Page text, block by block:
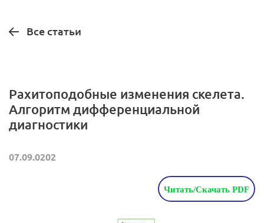
Все статьи
Рахитоподобные изменения скелета.
Алгоритм дифференциальной
диагностики
07.09.0202
Читать/Скачать PDF